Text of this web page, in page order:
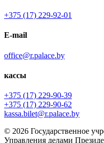
+375 (17) 229-92-01
E-mail
office@r.palace.by
кассы
+375 (17) 229-90-39
+375 (17) 229-90-62
kassa.bilet@r.palace.by
© 2026 Государственное
Управления делами